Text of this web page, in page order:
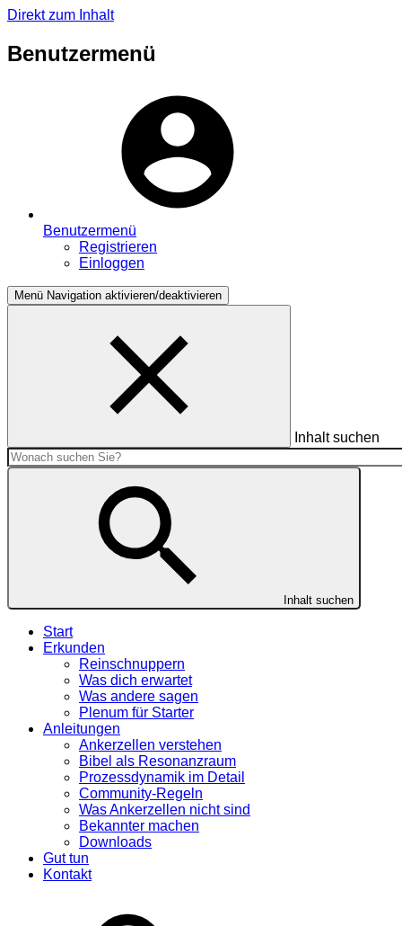
Direkt zum Inhalt
Benutzermenü
Benutzermenü
Registrieren
Einloggen
Menü Navigation aktivieren/deaktivieren
Inhalt suchen
Inhalt suchen
Start
Erkunden
Reinschnuppern
Was dich erwartet
Was andere sagen
Plenum für Starter
Anleitungen
Ankerzellen verstehen
Bibel als Resonanzraum
Prozessdynamik im Detail
Community-Regeln
Was Ankerzellen nicht sind
Bekannter machen
Downloads
Gut tun
Kontakt